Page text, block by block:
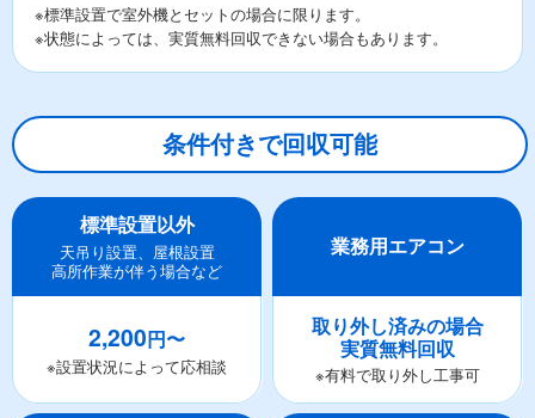
※標準設置で室外機とセットの場合に限ります。
※状態によっては、実質無料回収できない場合もあります。
条件付きで回収可能
標準設置以外
天吊り設置、屋根設置
高所作業が伴う場合など
2,200円〜
※設置状況によって応相談
業務用エアコン
取り外し済みの場合
実質無料回収
※有料で取り外し工事可